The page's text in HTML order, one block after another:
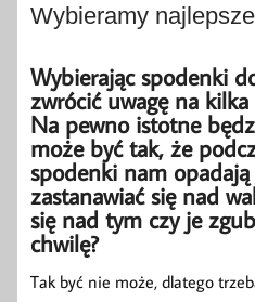
Wybieramy
Wybierając spodenki
zwrócić uwagę na kilka
Na pewno istotne
może być tak, że
spodenki nam
zastanawiać się nad
się nad tym czy je
chwilę?
Tak być nie może, dlatego